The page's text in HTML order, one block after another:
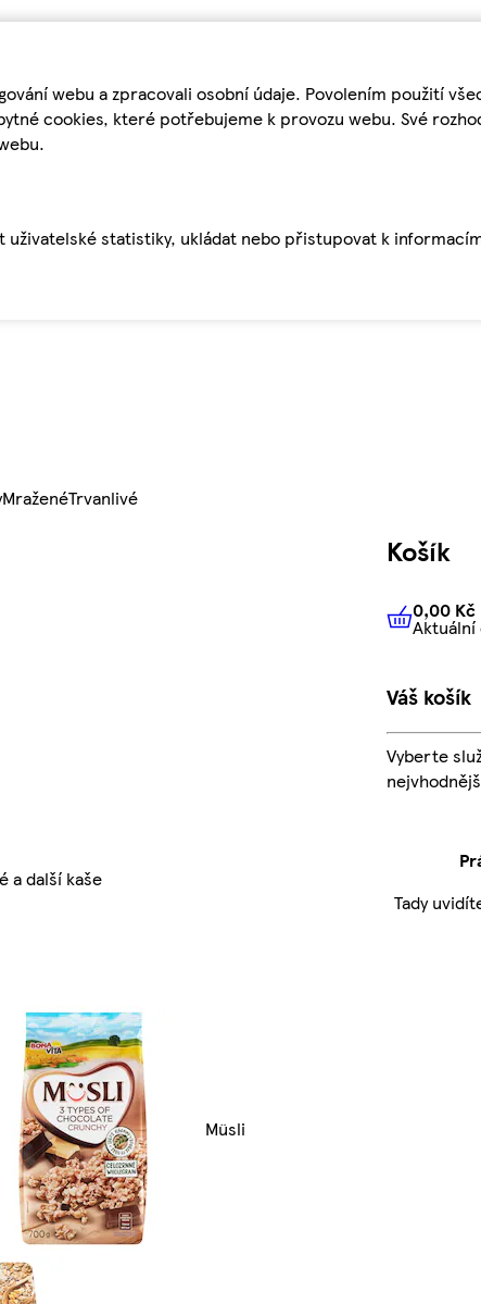
webu a zpracovali osobní údaje. Povolením použití
cookies, které potřebujeme k provozu webu. Své
statistiky, ukládat nebo přistupovat k
MraženéTrvanlivé
a další kaše
Müsli
Košík
0,00
0,00 Kč
Aktuální
Váš košík
Vyberte
Tady